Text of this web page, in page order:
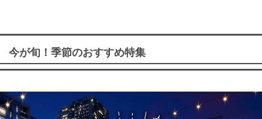
今が旬！季節のおすすめ特集